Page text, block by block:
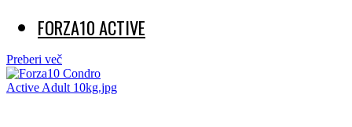
FORZA10 ACTIVE
Preberi več